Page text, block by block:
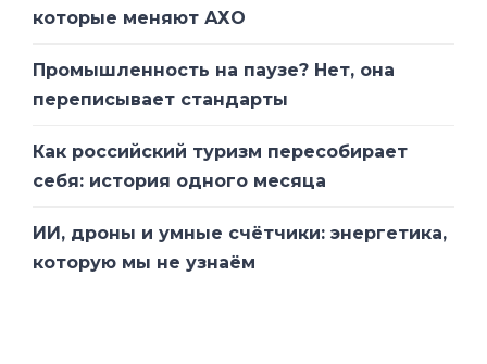
которые меняют АХО
Промышленность на паузе? Нет, она
переписывает стандарты
Как российский туризм пересобирает
себя: история одного месяца
ИИ, дроны и умные счётчики: энергетика,
которую мы не узнаём